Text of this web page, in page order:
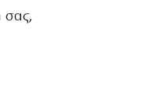
σας,